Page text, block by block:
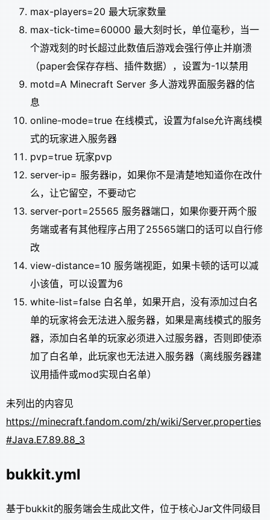
max-players=20 最大玩家数量
max-tick-time=60000 最大刻时长，单位毫秒，当一
个游戏刻的时长超过此数值后游戏会强行停止并崩溃
（paper会保存存档、插件数据），设置为-1以禁用
motd=A Minecraft Server 多人游戏界面服务器的信
息
online-mode=true 在线模式，设置为false允许离线模
式的玩家进入服务器
pvp=true 玩家pvp
server-ip= 服务器ip，如果你不是清楚地知道你在改什
么，让它留空，不要动它
server-port=25565 服务器端口，如果你要开两个服
务端或者有其他程序占用了25565端口的话可以自行修
改
view-distance=10 服务端视距，如果卡顿的话可以减
小该值，可以设置为6
white-list=false 白名单，如果开启，没有添加过白名
单的玩家将会无法进入服务器，如果是离线模式的服务
器，添加白名单的玩家必须进入过服务器，否则即使添
加了白名单，此玩家也无法进入服务器（离线服务器建
议用插件或mod实现白名单）
未列出的内容见
https://minecraft.fandom.com/zh/wiki/Server.properties
#Java.E7.89.88_3
bukkit.yml
基于bukkit的服务端会生成此文件，位于核心Jar文件同级目